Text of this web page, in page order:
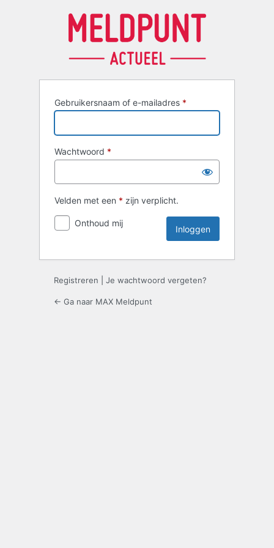
Gebruikersnaam of e-mailadres *
Wachtwoord *
Velden met een * zijn verplicht.
Onthoud mij
Registreren Je wachtwoord vergeten?
← Ga naar MAX Meldpunt